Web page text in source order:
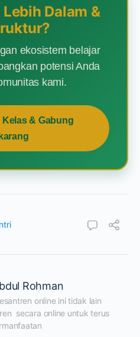
Dalam &
ekosistem belajar
potensi Anda
kami.
Kelas & Gabung
Rohman
online ini tidak lain
secara online untuk terus